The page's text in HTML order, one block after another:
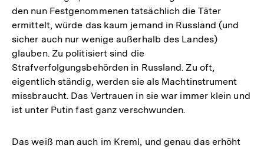
den nun Festgenommenen tatsächlich die Täter
ermittelt, würde das kaum jemand in Russland (und
sicher auch nur wenige außerhalb des Landes)
glauben. Zu politisiert sind die
Strafverfolgungsbehörden in Russland. Zu oft,
eigentlich ständig, werden sie als Machtinstrument
missbraucht. Das Vertrauen in sie war immer klein und
ist unter Putin fast ganz verschwunden.
Das weiß man auch im Kreml, und genau das erhöht